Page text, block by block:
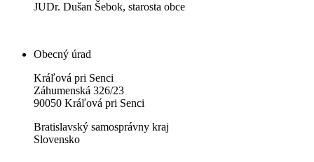
JUDr. Dušan Šebok, starosta obce
Obecný úrad
Kráľová pri Senci
Záhumenská 326/23
90050 Kráľová pri Senci
Bratislavský samosprávny kraj
Slovensko